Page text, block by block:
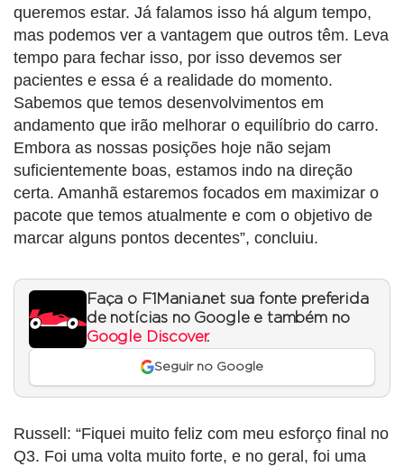
queremos estar. Já falamos isso há algum tempo,
mas podemos ver a vantagem que outros têm. Leva
tempo para fechar isso, por isso devemos ser
pacientes e essa é a realidade do momento.
Sabemos que temos desenvolvimentos em
andamento que irão melhorar o equilíbrio do carro.
Embora as nossas posições hoje não sejam
suficientemente boas, estamos indo na direção
certa. Amanhã estaremos focados em maximizar o
pacote que temos atualmente e com o objetivo de
marcar alguns pontos decentes”, concluiu.
Faça o F1Mania.net sua fonte preferida
de notícias no Google e também no
Google Discover.
Seguir no Google
Russell: “Fiquei muito feliz com meu esforço final no
Q3. Foi uma volta muito forte, e no geral, foi uma